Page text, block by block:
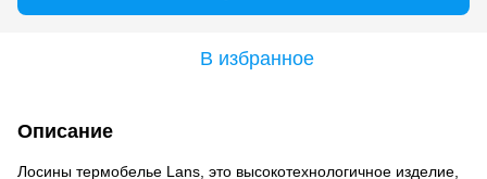
В избранное
Описание
Лосины термобелье Lans, это высокотехнологичное изделие,